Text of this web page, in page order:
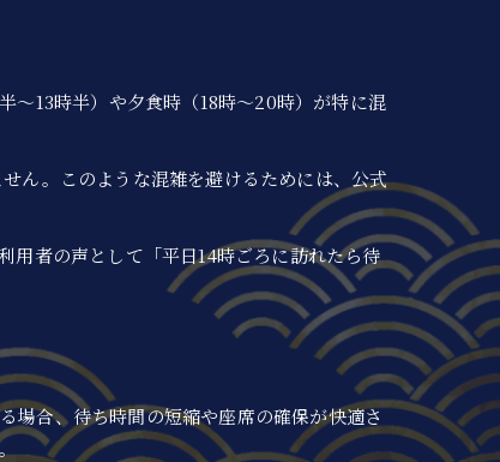
～13時半）や夕食時（18時～20時）が特に混
ん。このような混雑を避けるためには、公式
用者の声として「平日14時ごろに訪れたら待
場合、待ち時間の短縮や座席の確保が快適さ